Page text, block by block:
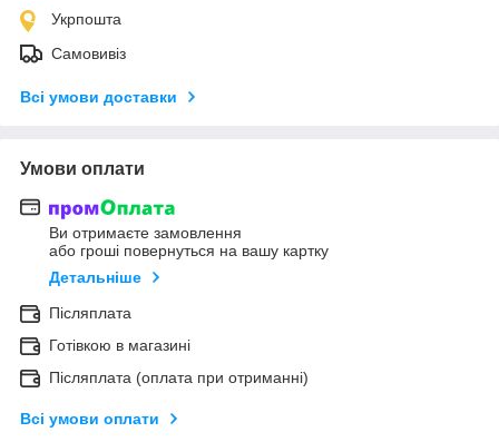
Укрпошта
Самовивіз
Всі умови доставки
Умови оплати
Ви отримаєте замовлення
або гроші повернуться на вашу картку
Детальніше
Післяплата
Готівкою в магазині
Післяплата (оплата при отриманні)
Всі умови оплати